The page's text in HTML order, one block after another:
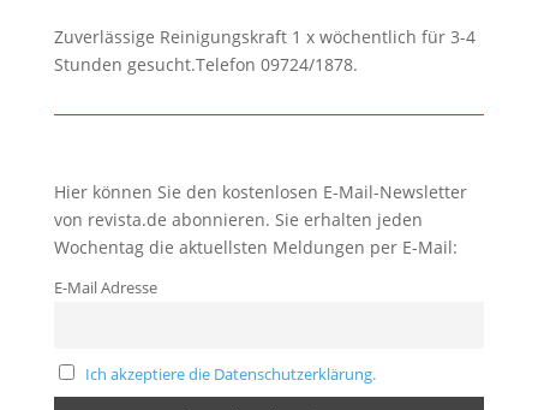
Zuverlässige Reinigungskraft 1 x wöchentlich für 3-4
Stunden gesucht.Telefon 09724/1878.
Hier können Sie den kostenlosen E-Mail-Newsletter
von revista.de abonnieren. Sie erhalten jeden
Wochentag die aktuellsten Meldungen per E-Mail:
E-Mail Adresse
Ich akzeptiere die Datenschutzerklärung.